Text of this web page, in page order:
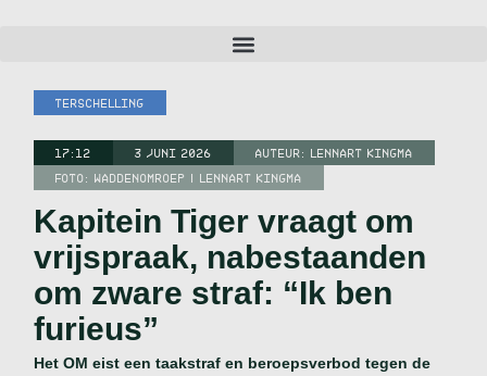
TERSCHELLING
17:12 3 JUNI 2026 AUTEUR:LENNART KINGMA
FOTO: WADDENOMROEP | LENNART KINGMA
Kapitein Tiger vraagt om
vrijspraak, nabestaanden
om zware straf: “Ik ben
furieus”
Het OM eist een taakstraf en beroepsverbod tegen de